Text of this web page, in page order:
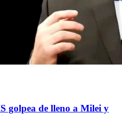
golpea de lleno a Milei y